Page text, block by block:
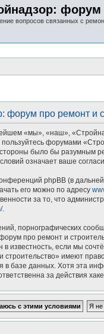
форум
вопросов связанных с
форум про ремонт и
«мы», «наш»,
форумами
было бы разумным
означает ваше
phpBB (в
его можно по адресу
за то, что
.
порнографических
про ремонт и
если мы
имеют
в базе данных. Хотя эта
за действия